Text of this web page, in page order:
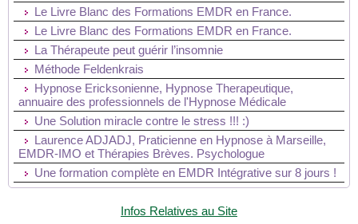
Le Livre Blanc des Formations EMDR en France.
Le Livre Blanc des Formations EMDR en France.
La Thérapeute peut guérir l’insomnie
Méthode Feldenkrais
Hypnose Ericksonienne, Hypnose Therapeutique,
annuaire des professionnels de l'Hypnose Médicale
Une Solution miracle contre le stress !!! :)
Laurence ADJADJ, Praticienne en Hypnose à Marseille,
EMDR-IMO et Thérapies Brèves. Psychologue
Une formation complète en EMDR Intégrative sur 8 jours !
Infos Relatives au Site